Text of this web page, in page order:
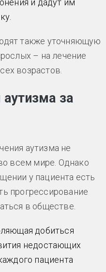
и дадут им
также уточняющую
– на лечение
возрастов.
за
аутизма не
всем мире. Однако
у пациента есть
прогрессирование
в обществе.
добиться
недостающих
пациента